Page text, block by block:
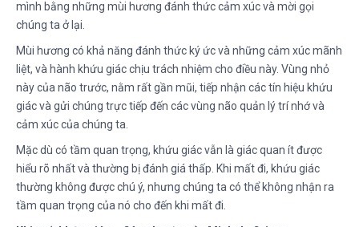
mình bằng những mùi hương đánh thức cảm xúc và mời gọi
chúng ta ở lại.
Mùi hương có khả năng đánh thức ký ức và những cảm xúc mãnh
liệt, và hành khứu giác chịu trách nhiệm cho điều này. Vùng nhỏ
này của não trước, nằm rất gần mũi, tiếp nhận các tín hiệu khứu
giác và gửi chúng trực tiếp đến các vùng não quản lý trí nhớ và
cảm xúc của chúng ta.
Mặc dù có tầm quan trọng, khứu giác vẫn là giác quan ít được
hiểu rõ nhất và thường bị đánh giá thấp. Khi mất đi, khứu giác
thường không được chú ý, nhưng chúng ta có thể không nhận ra
tầm quan trọng của nó cho đến khi mất đi.